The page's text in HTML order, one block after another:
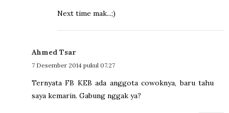
Next time mak...;)
Ahmed Tsar
7 Desember 2014 pukul 07.27
Ternyata FB KEB ada anggota cowoknya, baru tahu
saya kemarin. Gabung nggak ya?